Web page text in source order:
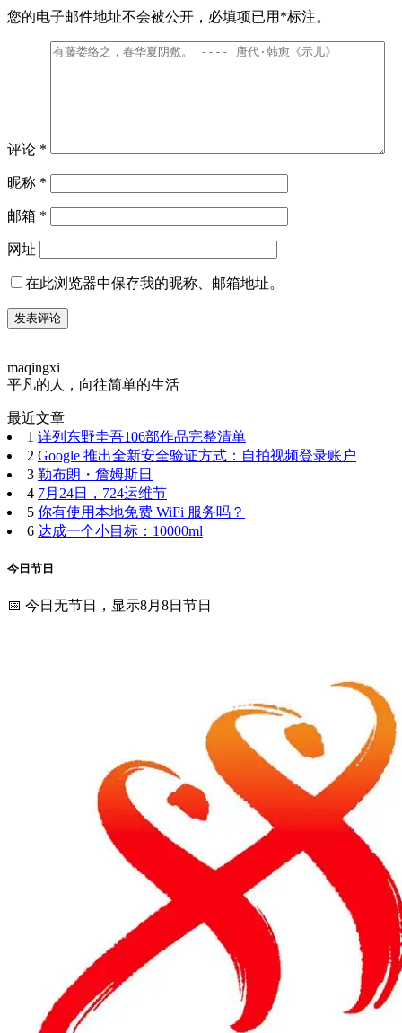
您的电子邮件地址不会被公开， 必填项已用 *标注。
评论 *
昵称 *
邮箱 *
网址
在此浏览器中保存我的昵称、邮箱地址。
maqingxi
平凡的人，向往简单的生活
最近文章
1 详列东野圭吾106部作品完整清单
2 Google 推出全新安全验证方式：自拍视频登录账户
3 勒布朗・詹姆斯日
4 7月24日，724运维节
5 你有使用本地免费 WiFi 服务吗？
6 达成一个小目标：10000ml
今日节日
📅 今日无节日，显示8月8日节日